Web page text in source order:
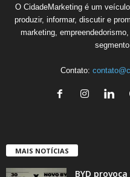
O CidadeMarketing é um
produzir, informar, discutir e
marketing,
Contato:
MAIS NOTÍCIAS
BYD